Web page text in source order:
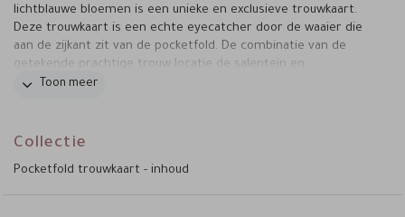
lichtblauwe bloemen is een unieke en exclusieve trouwkaart.
Deze trouwkaart is een echte eyecatcher door de waaier die
aan de zijkant zit van de pocketfold. De combinatie van de
getekende prachtige trouw locatie de salentein en
programma maakt deze trouwkaart af.
Toon meer
Collectie
Pocketfold trouwkaart - inhoud